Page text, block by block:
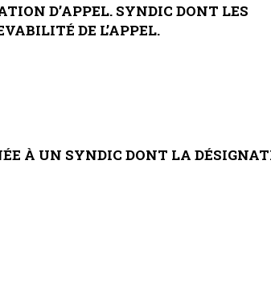
D’APPEL. SYNDIC DONT LES
DE L’APPEL.
À UN SYNDIC DONT LA